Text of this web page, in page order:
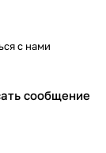
с нами
сообщение